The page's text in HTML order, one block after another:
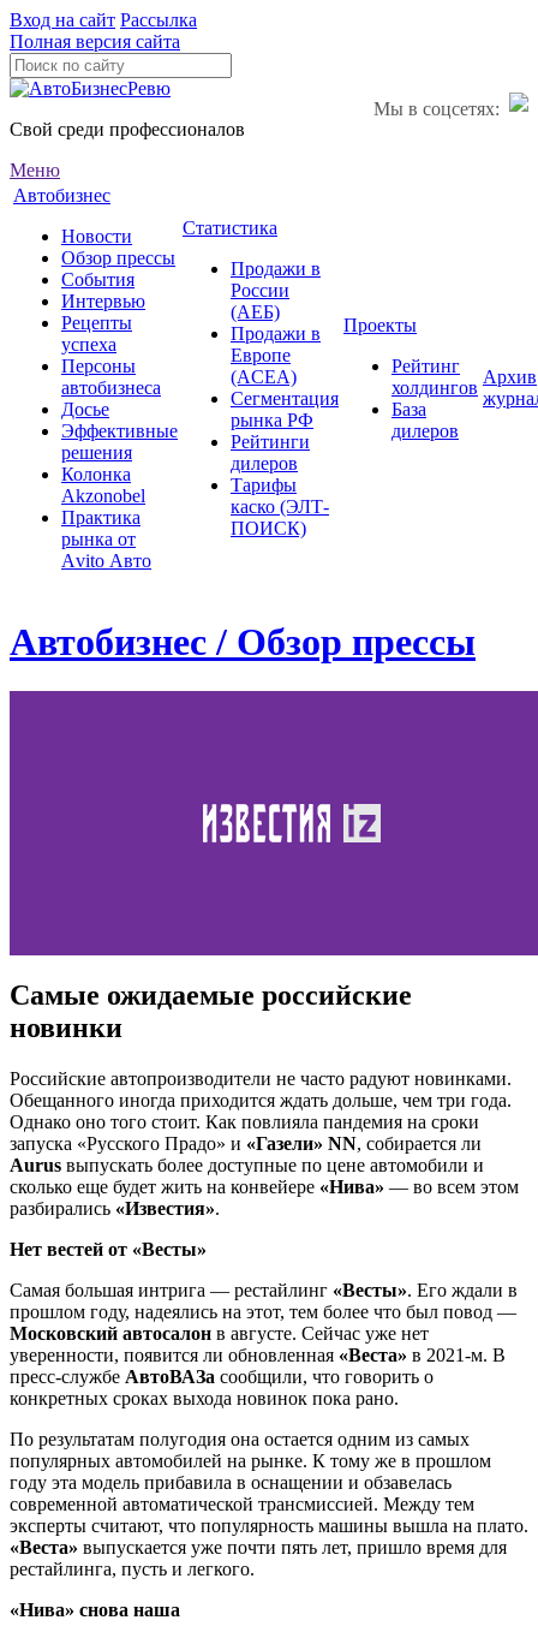
Вход на сайт Рассылка
Полная версия сайта
Мы в соцсетях:
Свой среди профессионалов
Меню
Автобизнес
Новости
Обзор прессы
События
Интервью
Рецепты
успеха
Персоны
автобизнеса
Досье
Эффективные
решения
Колонка
Akzonobel
Практика
рынка от
Аvito Авто
Статистика
Продажи в
России
(АЕБ)
Продажи в
Европе
(ACEA)
Сегментация
рынка РФ
Рейтинги
дилеров
Тарифы
каско (ЭЛТ-
ПОИСК)
Проекты
Рейтинг
холдингов
База
дилеров
Архив
Автобизнес / Обзор прессы
Самые ожидаемые российские
новинки
Российские автопроизводители не часто радуют новинками.
Обещанного иногда приходится ждать дольше, чем три года.
Однако оно того стоит. Как повлияла пандемия на сроки
запуска «Русского Прадо» и «Газели» NN, собирается ли
Aurus выпускать более доступные по цене автомобили и
сколько еще будет жить на конвейере «Нива» — во всем этом
разбирались «Известия».
Нет вестей от «Весты»
Самая большая интрига — рестайлинг «Весты». Его ждали в
прошлом году, надеялись на этот, тем более что был повод —
Московский автосалон в августе. Сейчас уже нет
уверенности, появится ли обновленная «Веста» в 2021-м. В
пресс-службе АвтоВАЗа сообщили, что говорить о
конкретных сроках выхода новинок пока рано.
По результатам полугодия она остается одним из самых
популярных автомобилей на рынке. К тому же в прошлом
году эта модель прибавила в оснащении и обзавелась
современной автоматической трансмиссией. Между тем
эксперты считают, что популярность машины вышла на плато.
«Веста» выпускается уже почти пять лет, пришло время для
рестайлинга, пусть и легкого.
«Нива» снова наша